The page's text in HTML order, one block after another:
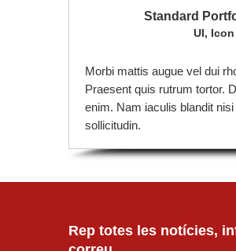
Standard
UI, Icon
Morbi mattis augue vel dui
Praesent quis rutrum tortor.
enim. Nam iaculis blandit
sollicitudin.
Rep totes les notícies,